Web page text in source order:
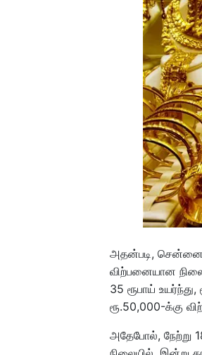
அதன்படி,
விற்பனையான
35 ரூபாய்
ரூ.50,000-க்கு
அதேபோல், நேற்று